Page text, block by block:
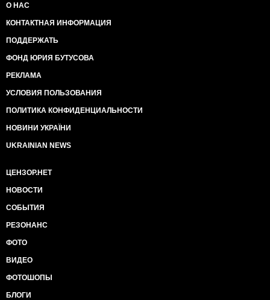
О НАС
КОНТАКТНАЯ ИНФОРМАЦИЯ
ПОДДЕРЖАТЬ
ФОНД ЮРИЯ БУТУСОВА
РЕКЛАМА
УСЛОВИЯ ПОЛЬЗОВАНИЯ
ПОЛИТИКА КОНФИДЕНЦИАЛЬНОСТИ
НОВИНИ УКРАЇНИ
UKRAINIAN NEWS
ЦЕНЗОР.НЕТ
НОВОСТИ
СОБЫТИЯ
РЕЗОНАНС
ФОТО
ВИДЕО
ФОТОШОПЫ
БЛОГИ